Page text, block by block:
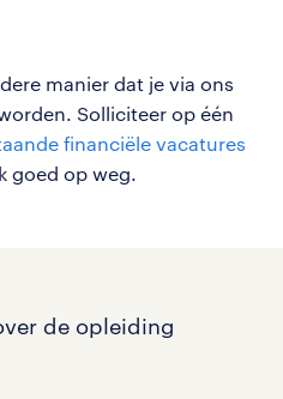
manier dat je via ons
Solliciteer op één
financiële vacatures
goed op weg.
de opleiding